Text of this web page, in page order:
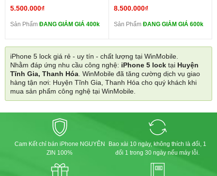
5.500.000₫
Sản Phẩm ĐANG GIẢM GIÁ 400k
8.500.000₫
Sản Phẩm ĐANG GIẢM GIÁ 600k
iPhone 5 lock giá rẻ - uy tín - chất lượng tại WinMobile.
Nhằm đáp ứng nhu cầu công nghệ: iPhone 5 lock tại Huyện
Tĩnh Gia, Thanh Hóa. WinMobile đã tăng cường dịch vụ giao
hàng tận nơi: Huyện Tĩnh Gia, Thanh Hóa cho quý khách khi
mua sản phẩm công nghệ tại WinMobile.
Cam Kết chỉ bán iPhone NGUYÊN
ZIN 100%
Bao xài 10 ngày, không thích là đổi, 1
đổi 1 trong 30 ngày nếu máy lỗi.